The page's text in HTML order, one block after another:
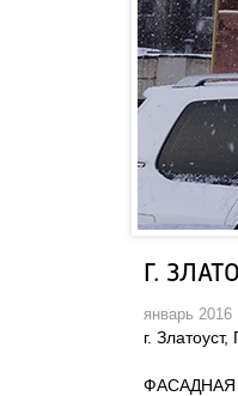
Г.
январь 2016
г.
ФАСАДНАЯ